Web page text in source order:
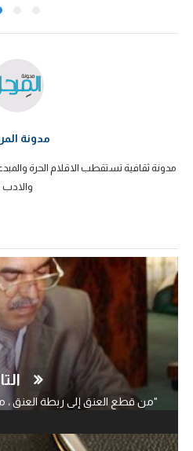
مدونة
مدونة ثقافية تستقطب الاقلام الحرة
والادب
"من قطع العنق إلى ربطة العنق ،